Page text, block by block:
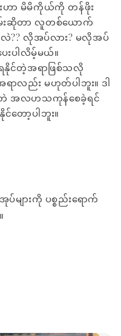
ဟာ မိမိကိုယ်ကို တန်ဖိုး
ဆိုတာ လူတစ်ယောက်
လိုအပ်လား? မလိုအပ်
းပါလိမ့်မယ်။
နိုင်တဲ့အရာဖြစ်သလို
ရာလည်း မဟုတ်ပါဘူး။ ဒါ
ဘဲ အလဟသကုန်စေခဲ့ရင်
တော့ပါဘူး။
များကို ပစ္စည်းရောက်